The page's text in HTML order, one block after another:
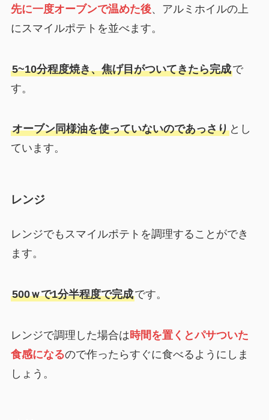
先に一度オーブンで温めた後、アルミホイルの上
にスマイルポテトを並べます。
5~10分程度焼き、焦げ目がついてきたら完成で
す。
オーブン同様油を使っていないのであっさりとし
ています。
レンジ
レンジでもスマイルポテトを調理することができ
ます。
500ｗで1分半程度で完成です。
レンジで調理した場合は 時間を置くとパサついた
食感になるので作ったらすぐに食べるようにしま
しょう。